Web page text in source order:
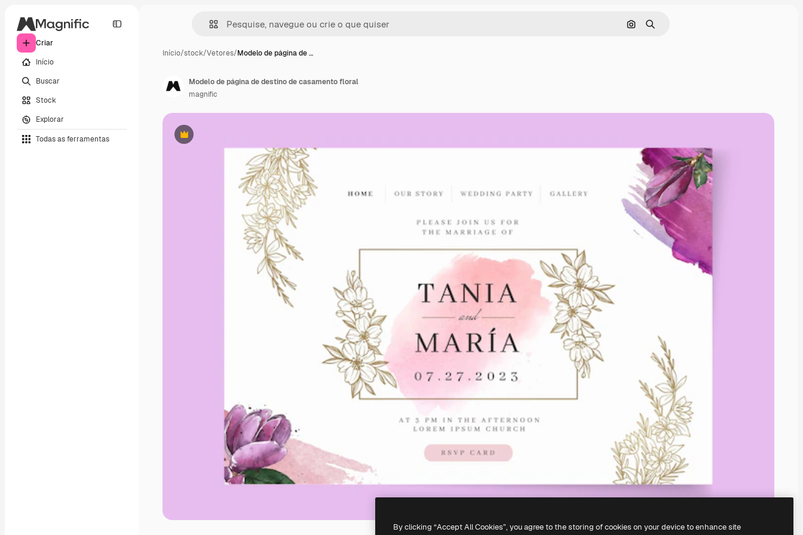
Criar
Início
Buscar
Stock
Explorar
Todas as ferramentas
Pesquisar por imagem
Buscar
Início/stock/Vetores/Modelo de página de …
Premium
Modelo de página de destino de casamento floral
magnific
By clicking “Accept All Cookies”, you agree to the storing of cookies on your device to enhance site